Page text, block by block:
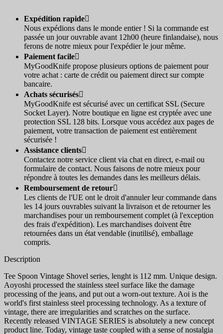
Expédition rapide
Nous expédions dans le monde entier ! Si la commande est
passée un jour ouvrable avant 12h00 (heure finlandaise), nous
ferons de notre mieux pour l'expédier le jour même.
Paiement facile
MyGoodKnife propose plusieurs options de paiement pour
votre achat : carte de crédit ou paiement direct sur compte
bancaire.
Achats sécurisés
MyGoodKnife est sécurisé avec un certificat SSL (Secure
Socket Layer). Notre boutique en ligne est cryptée avec une
protection SSL 128 bits. Lorsque vous accédez aux pages de
paiement, votre transaction de paiement est entièrement
sécurisée !
Assistance clients
Contactez notre service client via chat en direct, e-mail ou
formulaire de contact. Nous faisons de notre mieux pour
répondre à toutes les demandes dans les meilleurs délais.
Remboursement de retour
Les clients de l'UE ont le droit d'annuler leur commande dans
les 14 jours ouvrables suivant la livraison et de retourner les
marchandises pour un remboursement complet (à l'exception
des frais d'expédition). Les marchandises doivent être
retournées dans un état vendable (inutilisé), emballage
compris.
Description
Tee Spoon Vintage Shovel series, lenght is 112 mm. Unique design.
Aoyoshi processed the stainless steel surface like the damage
processing of the jeans, and put out a worn-out texture. Aoi is the
world's first stainless steel processing technology. As a texture of
vintage, there are irregularities and scratches on the surface.
Recently released VINTAGE SERIES is absolutely a new concept
product line. Today, vintage taste coupled with a sense of nostalgia